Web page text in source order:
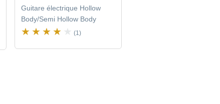
Guitare électrique Hollow
Body/Semi Hollow Body
(1)